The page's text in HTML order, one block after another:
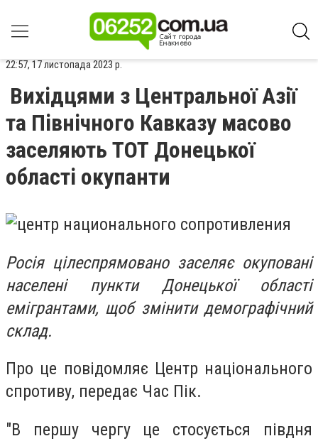
22:57, 17 листопада 2023 р.
Вихідцями з Центральної Азії
та Північного Кавказу масово
заселяють ТОТ Донецької
області окупанти
Росія цілеспрямовано заселяє окуповані
населені пункти Донецької області
емігрантами, щоб змінити демографічний
склад.
Про це повідомляє Центр національного
спротиву, передає Час Пік.
"В першу чергу це стосується півдня